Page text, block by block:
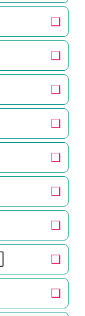
❏
❏
❏
❏
❏
❏
❏
❏
❏